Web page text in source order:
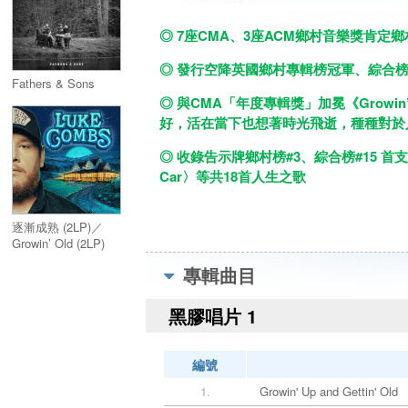
Fathers & Sons
逐漸成熟 (2LP)／
Growin’ Old (2LP)
◎ 7座CMA、3座ACM鄉村音樂獎肯定鄉
◎ 發行空降英國鄉村專輯榜冠軍、綜合
◎ 與CMA「年度專輯獎」加冕《
好，活在當下也想著時光飛逝，種種對
◎ 收錄告示牌鄉村榜#3、綜合榜#15 首
Car〉等共18首人生之歌
專輯曲目
黑膠唱片 1
編號
1.
Growin' Up and Gettin' Old